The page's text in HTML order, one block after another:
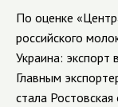
По оценке
российского
Украина: экспорт
Главным
стала